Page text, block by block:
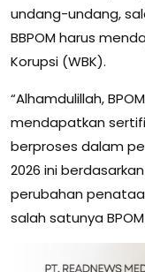
undang-undang,
BBPOM harus
Korupsi (WBK).
“Alhamdulillah,
mendapatkan
berproses dalam
2026 ini
perubahan
salah satunya